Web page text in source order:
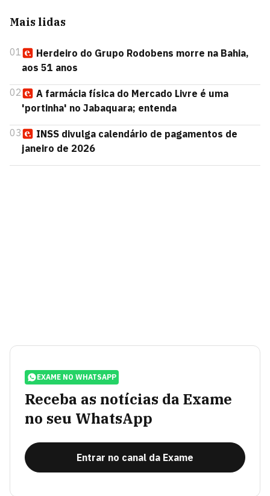
Mais lidas
01
Herdeiro do Grupo Rodobens morre na Bahia,
aos 51 anos
02
A farmácia física do Mercado Livre é uma
'portinha' no Jabaquara; entenda
03
INSS divulga calendário de pagamentos de
janeiro de 2026
EXAME NO WHATSAPP
Receba as notícias da Exame
no seu WhatsApp
Entrar no canal da Exame